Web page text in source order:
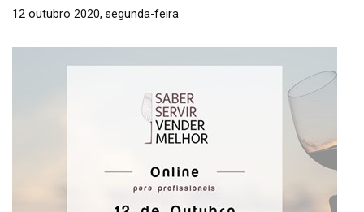
12 outubro 2020, segunda-feira